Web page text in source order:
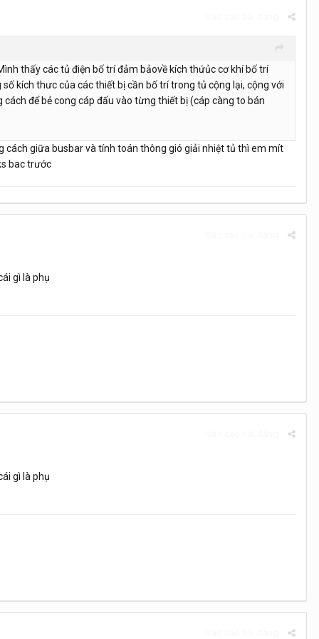
thấy các tủ điện bố trí đảm bảovề kích thứủc cơ khí bố trí
kích thưc của các thiết bị cần bố trí trong tủ cộng lại, cộng với
để bẻ cong cáp đấu vào từng thiết bị (cáp càng to bán
cách giữa busbar và tính toán thông gió giải nhiệt tủ thì em mít
bac trước
gì là phụ
gì là phụ